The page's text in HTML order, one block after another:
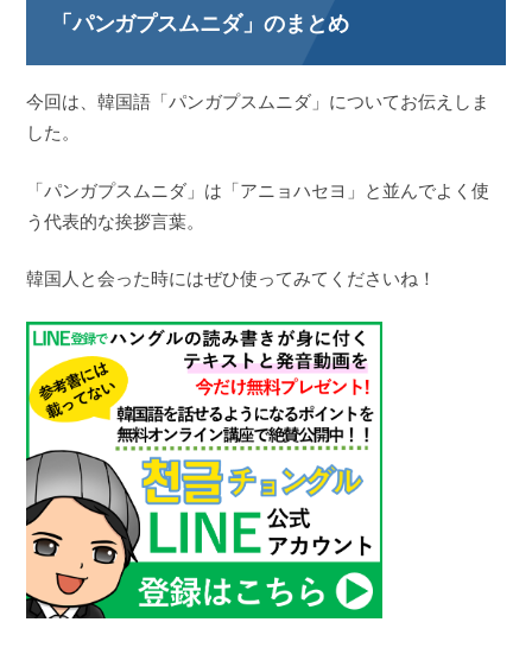
「パンガプスムニダ」のまとめ
今回は、韓国語「パンガプスムニダ」についてお伝えしま
した。
「パンガプスムニダ」は「アニョハセヨ」と並んでよく使
う代表的な挨拶言葉。
韓国人と会った時にはぜひ使ってみてくださいね！